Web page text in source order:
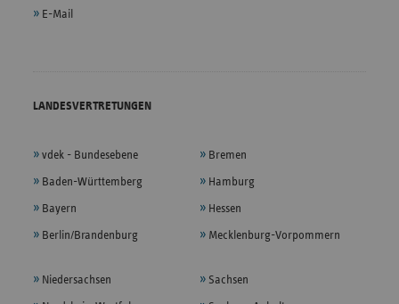
E-Mail
LANDESVERTRETUNGEN
vdek - Bundesebene
Baden-Württemberg
Bayern
Berlin/Brandenburg
Bremen
Hamburg
Hessen
Mecklenburg-Vorpommern
Niedersachsen Sachsen